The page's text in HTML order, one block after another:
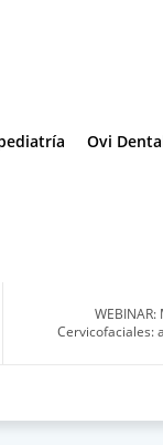
Ovi
Cervicofaciales: